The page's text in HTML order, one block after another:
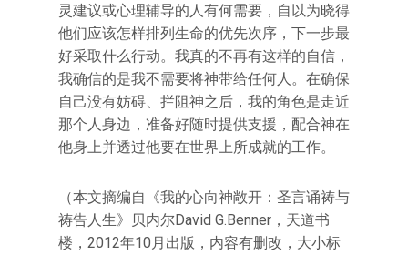
灵建议或心理辅导的人有何需要，自以为晓得
他们应该怎样排列生命的优先次序，下一步最
好采取什么行动。我真的不再有这样的自信，
我确信的是我不需要将神带给任何人。在确保
自己没有妨碍、拦阻神之后，我的角色是走近
那个人身边，准备好随时提供支援，配合神在
他身上并透过他要在世界上所成就的工作。
（本文摘编自《我的心向神敞开：圣言诵祷与
祷告人生》贝内尔David G.Benner，天道书
楼，2012年10月出版，内容有删改，大小标